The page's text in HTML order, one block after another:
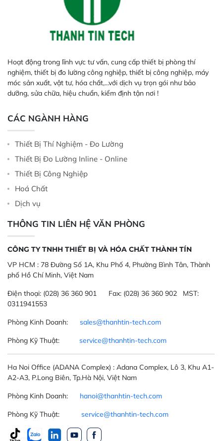
Hoạt động trong lĩnh vực tư vấn, cung cấp thiết bị phòng thí
nghiệm, thiết bị đo lường công nghiệp, thiết bị công nghiệp, máy
móc sản xuất, vật tư, hóa chất,...với dịch vụ trọn gói như bảo
dưỡng, sửa chữa, hiệu chuẩn, kiểm định tận nơi !
CÁC NGÀNH HÀNG
Thiết Bị Thí Nghiệm - Đo Lường
Thiết Bị Đo Lường Inline - Online
Thiết Bị Công Nghiệp
Hoá Chất
Dịch vụ
THÔNG TIN LIÊN HỆ VĂN PHÒNG
CÔNG TY TNHH THIẾT BỊ VÀ HÓA CHẤT THÀNH TÍN
VP HCM : 78 Đường Số 1A, Khu Phố 4, Phường Bình Tân, Thành
phố Hồ Chí Minh, Việt Nam
Điện thoại: (028) 36 360 901 Fax: (028) 36 360 902 MST:
0311941553
Phòng Kinh Doanh: sales@thanhtin-tech.com
Phòng Kỹ Thuật: service@thanhtin-tech.com
Ha Noi Office (ADANA Complex) : Adana Complex, Lô 3, Khu A1-
A2-A3, P.Long Biên, Tp.Hà Nội, Việt Nam
Phòng Kinh Doanh: hanoi@thanhtin-tech.com
Phòng Kỹ Thuật: service@thanhtin-tech.com